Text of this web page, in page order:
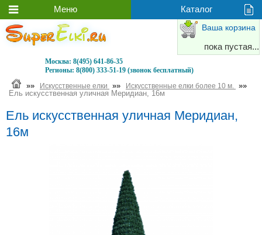
Москва: 8(495) 641-86-35
Регионы: 8(800) 333-51-19 (звонок бесплатный)
Ваша корзина
пока пустая...
»» Искусственные елки »» Искусственные елки более 10 м. »»
Ель искусственная уличная Меридиан, 16м
Ель искусственная уличная Меридиан,
16м